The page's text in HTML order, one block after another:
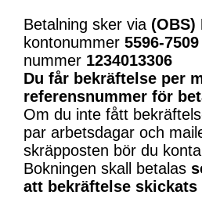
Betalning sker via (OBS)
kontonummer 5596-7509
nummer 1234013306
Du får bekräftelse per
referensnummer för
Om du inte fått
par arbetsdagar och
skräpposten bör du
Bokningen skall betalas
att bekräftelse skickats